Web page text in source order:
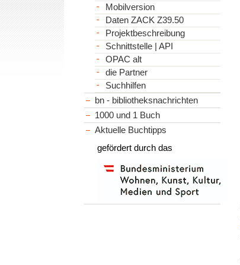
Mobilversion
Daten ZACK Z39.50
Projektbeschreibung
Schnittstelle | API
OPAC alt
die Partner
Suchhilfen
bn - bibliotheksnachrichten
1000 und 1 Buch
Aktuelle Buchtipps
gefördert durch das